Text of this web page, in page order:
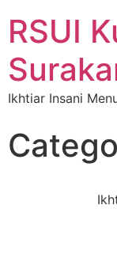
RSUI
Ikhtiar Insani